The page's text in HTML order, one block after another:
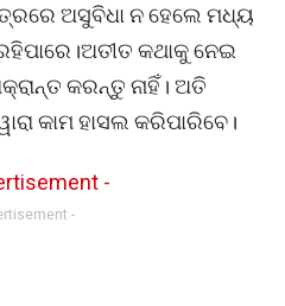
ଅସୁବିଧା ନ ହେଲେ ମଧ୍ୟ
କଥାକୁ ନେଇ
କରନ୍ତୁ ନାହିଁ। ଅତି
କାମ ହାସଲ କରିପାରିବେ।
-